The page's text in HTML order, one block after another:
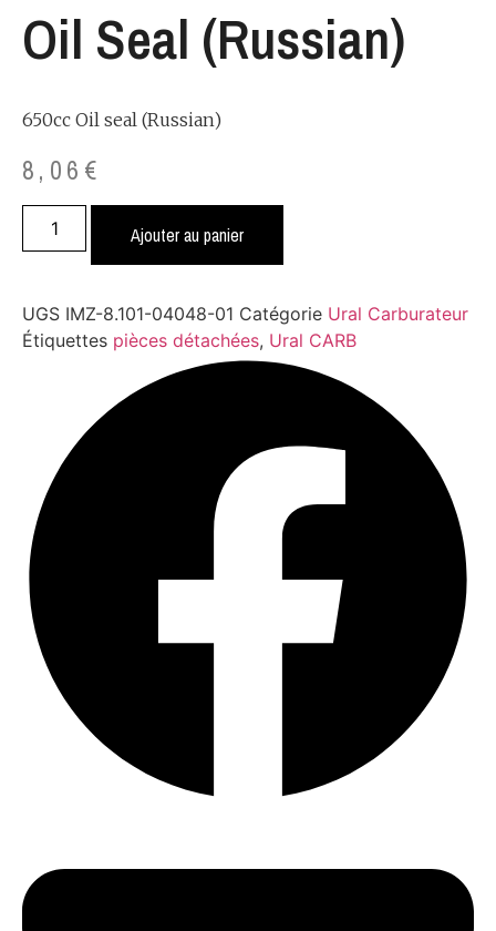
Oil Seal (Russian)
650cc Oil seal (Russian)
8,06 €
Oil
Ajouter au panier
UGS IMZ-8.101-04048-01 Catégorie Ural Carburateur
Étiquettes pièces détachées, Ural CARB